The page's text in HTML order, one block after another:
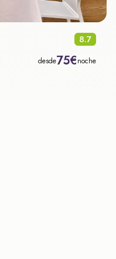
8.7
desde75€noche